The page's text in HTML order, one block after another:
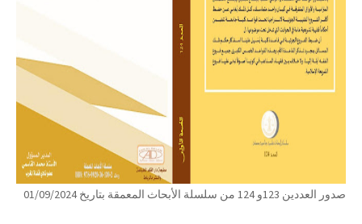
صدور العددين 123و 124 من سلسلة الأبحاث المعمقة بتاريخ 01/09/2024